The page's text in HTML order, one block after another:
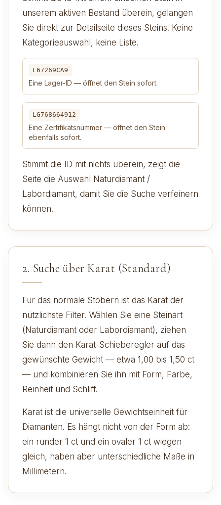
unserem aktiven Bestand überein, gelangen
Sie direkt zur Detailseite dieses Steins. Keine
Kategorieauswahl, keine Liste.
E67269CA9
Eine Lager-ID — öffnet den Stein sofort.
LG768664912
Eine Zertifikatsnummer — öffnet den Stein
ebenfalls sofort.
Stimmt die ID mit nichts überein, zeigt die
Seite die Auswahl Naturdiamant /
Labordiamant, damit Sie die Suche verfeinern
können.
2. Suche über Karat (Standard)
Für das normale Stöbern ist das Karat der
nützlichste Filter. Wählen Sie eine Steinart
(Naturdiamant oder Labordiamant), ziehen
Sie dann den Karat-Schieberegler auf das
gewünschte Gewicht — etwa 1,00 bis 1,50 ct
— und kombinieren Sie ihn mit Form, Farbe,
Reinheit und Schliff.
Karat ist die universelle Gewichtseinheit für
Diamanten. Es hängt nicht von der Form ab:
ein runder 1 ct und ein ovaler 1 ct wiegen
gleich, haben aber unterschiedliche Maße in
Millimetern.